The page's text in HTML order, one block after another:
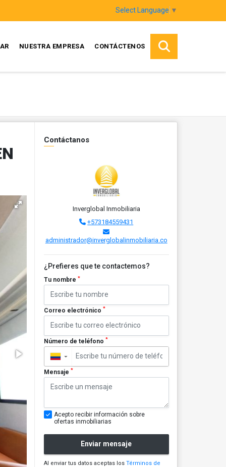
Select Language ▼
NUESTRA EMPRESA CONTÁCTENOS
Contáctanos
Inverglobal Inmobiliaria
+573184559431
administrador@inverglobalinmobiliaria.co
¿Prefieres que te contactemos?
Tu nombre *
Correo electrónico *
Número de teléfono *
▼
Mensaje *
Acepto recibir información sobre
ofertas inmobiliarias
Enviar mensaje
Al enviar tus datos aceptas los Términos de